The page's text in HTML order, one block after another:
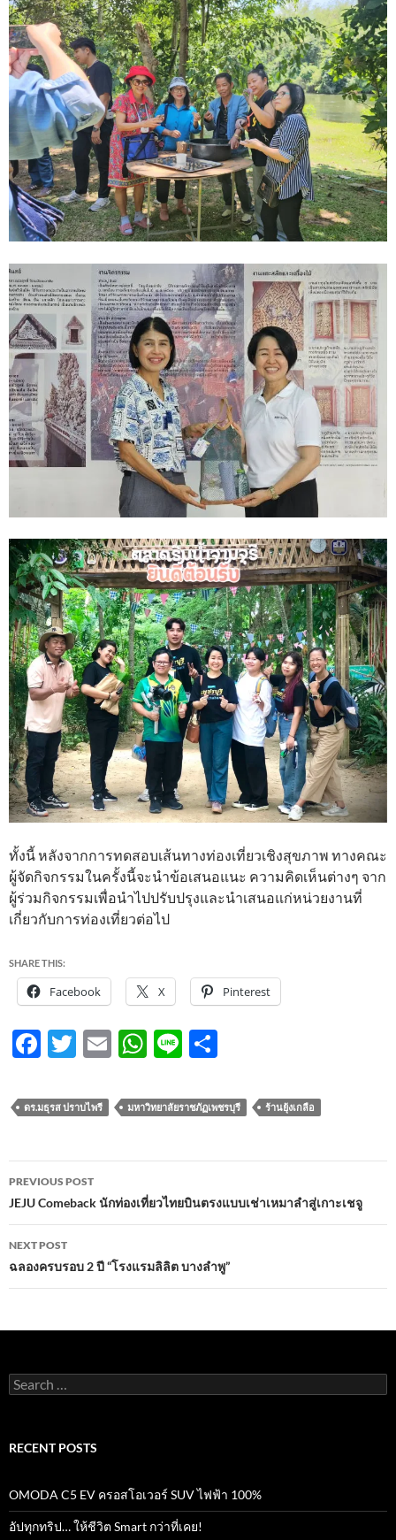
ทั้งนี้ หลังจากการทดสอบเส้นทางท่องเที่ยวเชิงสุขภาพ ทางคณะ
ผู้จัดกิจกรรมในครั้งนี้จะนำข้อเสนอแนะ ความคิดเห็นต่างๆ จาก
ผู้ร่วมกิจกรรมเพื่อนำไปปรับปรุงและนำเสนอแก่หน่วยงานที่
เกี่ยวกับการท่องเที่ยวต่อไป
SHARE THIS:
Facebook X Pinterest
F
e
b
o
o
k
T
itt
er
E
ail
W
at
s
A
p
Li
e ar
e
ดร.มธุรส ปราบไพรี มหาวิทยาลัยราชภัฏเพชรบุรี ร้านยุ้งเกลือ
Post
navigation
PREVIOUS POST
JEJU Comeback นักท่องเที่ยวไทยบินตรงแบบเช่าเหมาลำสู่เกาะเชจู
NEXT POST
ฉลองครบรอบ 2 ปี “โรงแรมลิลิต บางลำพู”
Search
for:
RECENT POSTS
OMODA C5 EV ครอสโอเวอร์ SUV ไฟฟ้า 100%
อัปทุกทริป… ให้ชีวิต Smart กว่าที่เคย!